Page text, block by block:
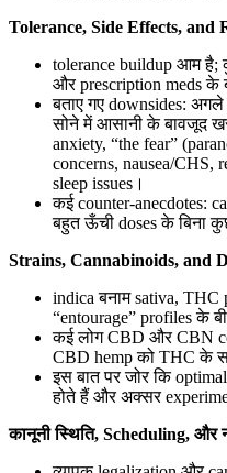
Tolerance, Side Effects, and
tolerance buildup आम है;
और prescription meds के
बताए गए downsides:
सोने में आसानी के बावजूद
anxiety, “the fear”
concerns, nausea/
sleep issues।
कई counter-anecdotes:
बहुत ऊँची doses के बिना
Strains, Cannabinoids, and
indica बनाम sativa, THC
“entourage” profiles के
कई लोग CBD और CBN
CBD hemp को THC के
इस बात पर जोर कि
होते हैं और अक्सर
कानूनी स्थिति, Scheduling, और